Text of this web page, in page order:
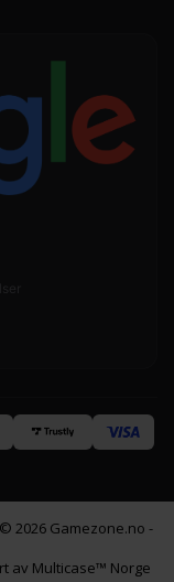
2026 Gamezone.no -
av Multicase™ Norge